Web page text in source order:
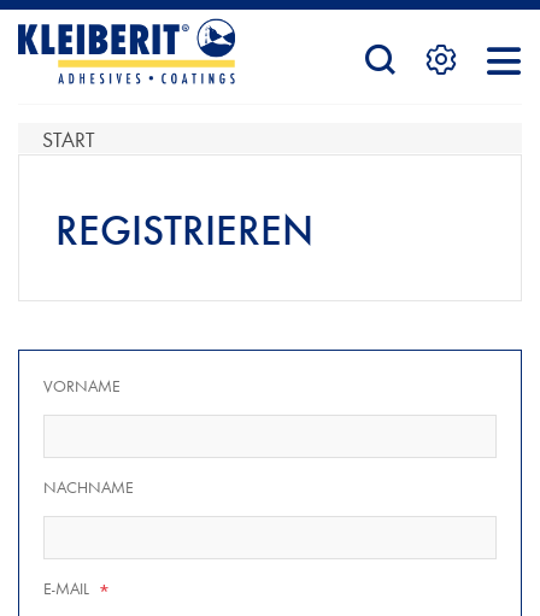
STARTSEITE
PRODUKTE
SERVICE
HÄNDLERSUCHE
START
REGISTRIEREN
VORNAME
NACHNAME
E-MAIL *